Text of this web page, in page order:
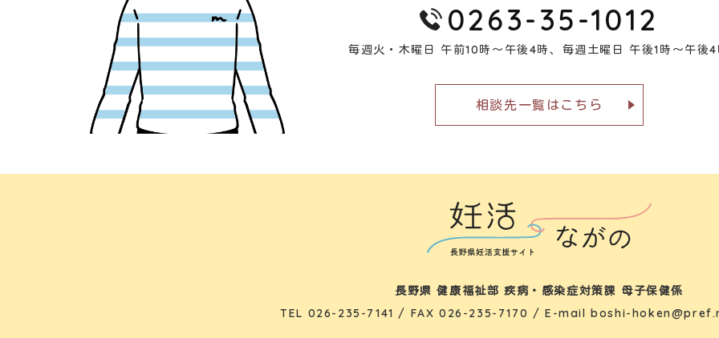
0263-35-1012
毎週火・木曜日 午前10時～午後4時、 毎週土曜日 午後1時～午後
相談先一覧はこちら
長野県 健康福祉部 疾病・感染症対策課 母子保健係
TEL 026-235-7141 / FAX 026-235-7170 / E-mailboshi-